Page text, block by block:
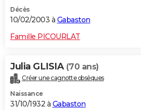
Décès
10/02/2003 à Gabaston
Famille PICOURLAT
Julia GLISIA (70 ans)
Créer une cagnotte obsèques
Naissance
31/10/1932 à Gabaston